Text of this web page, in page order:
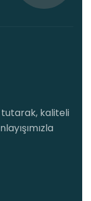
kaliteli